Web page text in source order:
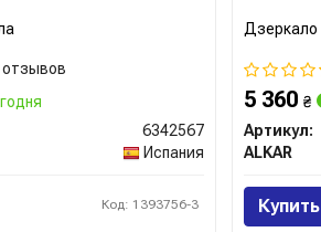
отзывов
6342567
Испания
Код: 1393756-3
Дзеркало
5 360₴
Артикул:
ALKAR
Купить